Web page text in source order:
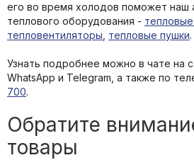
его во время холодов поможет наш
теплового оборудования -
тепловентиляторы тепловые пушки.
Узнать подробнее можно в чате на
WhatsApp и Telegram, а также по
700.
Обратите
товары